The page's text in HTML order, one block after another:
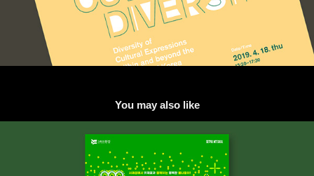
You may also like